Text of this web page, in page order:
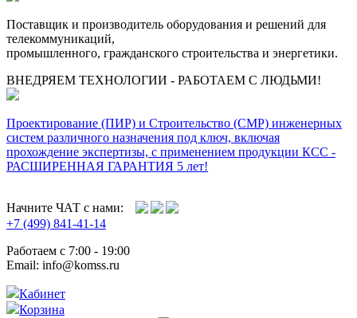
Поставщик и производитель оборудования и решений для
телекоммуникаций,
промышленного, гражданского строительства и энергетики.
ВНЕДРЯЕМ ТЕХНОЛОГИИ - РАБОТАЕМ С ЛЮДЬМИ!
Проектирование (ПИР) и Cтроительство (СМР) инженерных
систем различного назначения под ключ, включая
прохождение экспертизы, с применением продукции КСС -
РАСШИРЕННАЯ ГАРАНТИЯ 5 лет!
Начните ЧАТ с нами:
+7 (499) 841-41-14
Работаем с 7:00 - 19:00
Email: info@komss.ru
Кабинет
Корзина